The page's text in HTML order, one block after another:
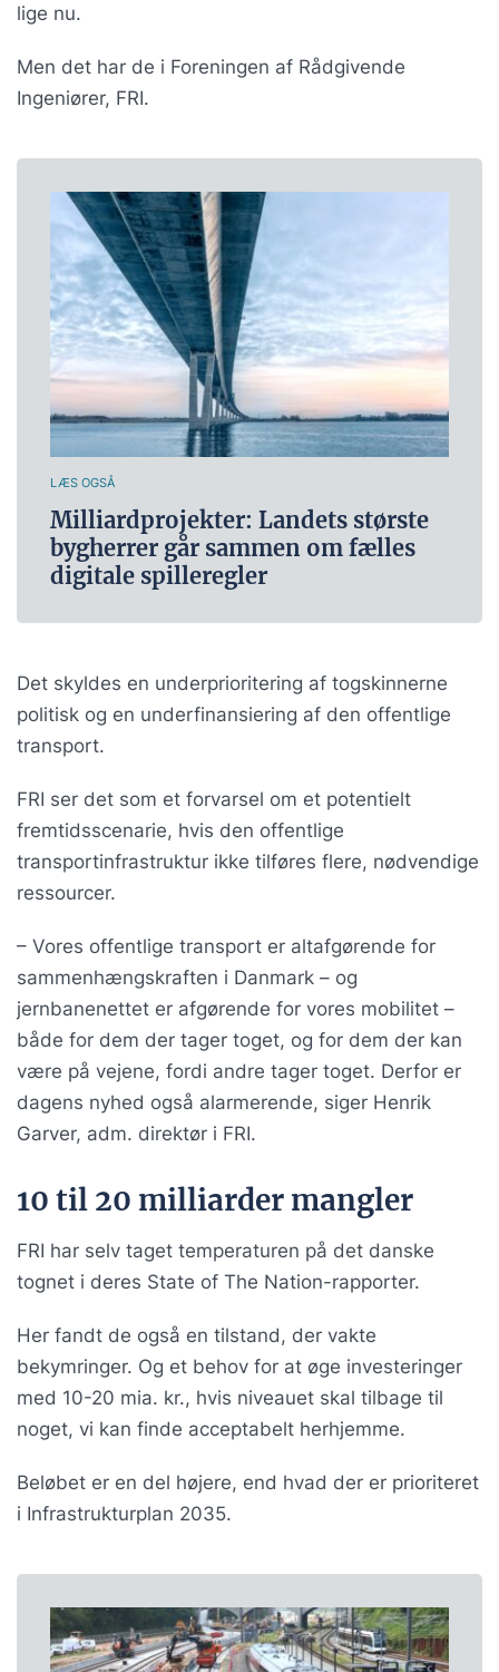
lige nu.
Men det har de i Foreningen af Rådgivende
Ingeniører, FRI.
LÆS OGSÅ
Milliardprojekter: Landets største
bygherrer går sammen om fælles
digitale spilleregler
Det skyldes en underprioritering af togskinnerne
politisk og en underfinansiering af den offentlige
transport.
FRI ser det som et forvarsel om et potentielt
fremtidsscenarie, hvis den offentlige
transportinfrastruktur ikke tilføres flere, nødvendige
ressourcer.
– Vores offentlige transport er altafgørende for
sammenhængskraften i Danmark – og
jernbanenettet er afgørende for vores mobilitet –
både for dem der tager toget, og for dem der kan
være på vejene, fordi andre tager toget. Derfor er
dagens nyhed også alarmerende, siger Henrik
Garver, adm. direktør i FRI.
10 til 20 milliarder mangler
FRI har selv taget temperaturen på det danske
tognet i deres State of The Nation-rapporter.
Her fandt de også en tilstand, der vakte
bekymringer. Og et behov for at øge investeringer
med 10-20 mia. kr., hvis niveauet skal tilbage til
noget, vi kan finde acceptabelt herhjemme.
Beløbet er en del højere, end hvad der er prioriteret
i Infrastrukturplan 2035.